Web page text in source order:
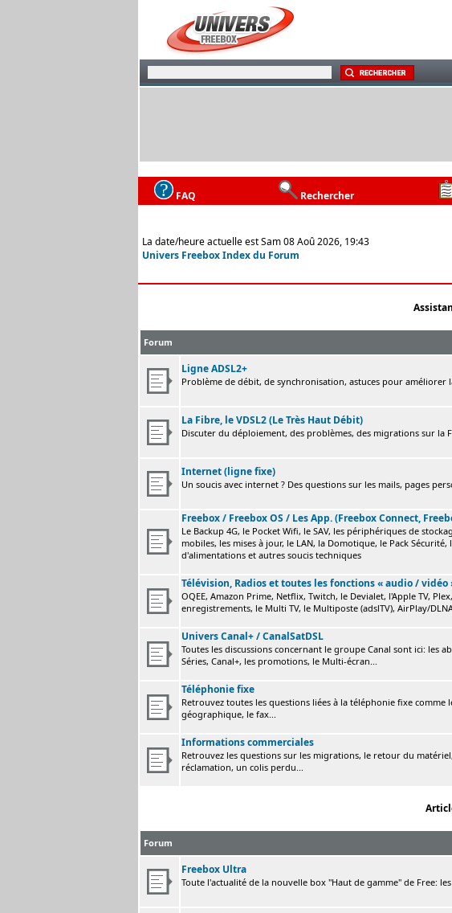
FAQ Rechercher
La date/heure actuelle est Sam 08 Aoû 2026, 19:43
Univers Freebox Index du Forum
Forum
Ligne ADSL2+
Problème de débit, de synchronisation, astuces pour améliorer
La Fibre, le VDSL2 (Le Très Haut Débit)
Discuter du déploiement, des problèmes, des migrations sur la
Internet (ligne fixe)
Un soucis avec internet ? Des questions sur les mails, pages
Freebox / Freebox OS / Les App. (Freebox Connect,
Le Backup 4G, le Pocket Wifi, le SAV, les périphériques de
mobiles, les mises à jour, le LAN, la Domotique, le Pack
d'alimentations et autres soucis techniques
Télévision, Radios et toutes les fonctions « audio / vidéo
OQEE, Amazon Prime, Netflix, Twitch, le Devialet, l'Apple TV,
enregistrements, le Multi TV, le Multiposte (adslTV), AirPlay/
Univers Canal+ / CanalSatDSL
Toutes les discussions concernant le groupe Canal sont ici: les
Séries, Canal+, les promotions, le Multi-écran...
Téléphonie fixe
Retrouvez toutes les questions liées à la téléphonie fixe comme
géographique, le fax...
Informations commerciales
Retrouvez les questions sur les migrations, le retour du
réclamation, un colis perdu...
Forum
Freebox Ultra
Toute l'actualité de la nouvelle box "Haut de gamme" de Free: